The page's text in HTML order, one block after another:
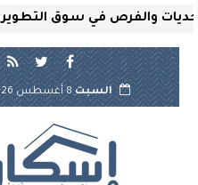
في سوق التطوير العقاري
السبت8 أغسطس 2026